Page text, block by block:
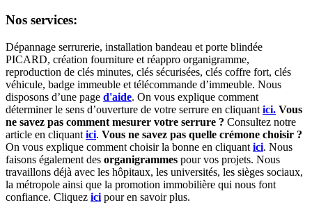
Nos services:
Dépannage serrurerie, installation bandeau et porte blindée
PICARD, création fourniture et réappro organigramme,
reproduction de clés minutes, clés sécurisées, clés coffre fort, clés
véhicule, badge immeuble et télécommande d’immeuble. Nous
disposons d’une page d'aide. On vous explique comment
déterminer le sens d’ouverture de votre serrure en cliquant ici. Vous
ne savez pas comment mesurer votre serrure ? Consultez notre
article en cliquant ici. Vous ne savez pas quelle crémone choisir ?
On vous explique comment choisir la bonne en cliquant ici. Nous
faisons également des organigrammes pour vos projets. Nous
travaillons déjà avec les hôpitaux, les universités, les sièges sociaux,
la métropole ainsi que la promotion immobilière qui nous font
confiance. Cliquez ici pour en savoir plus.